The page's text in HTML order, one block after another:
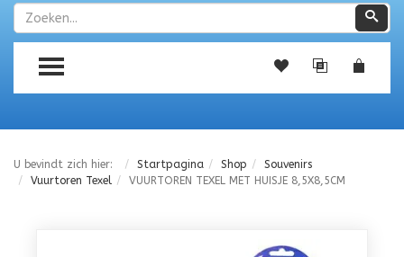
Zoeken
TOGGLE MENU
U bevindt zich hier: Startpagina Shop
Souvenirs
Vuurtoren Texel
VUURTOREN TEXEL MET HUISJE 8,5X8,5CM